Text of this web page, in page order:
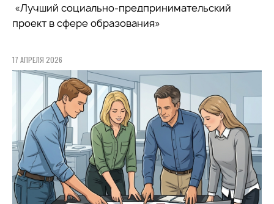
«Лучший социально-предпринимательский
проект в сфере образования»
17 АПРЕЛЯ 2026